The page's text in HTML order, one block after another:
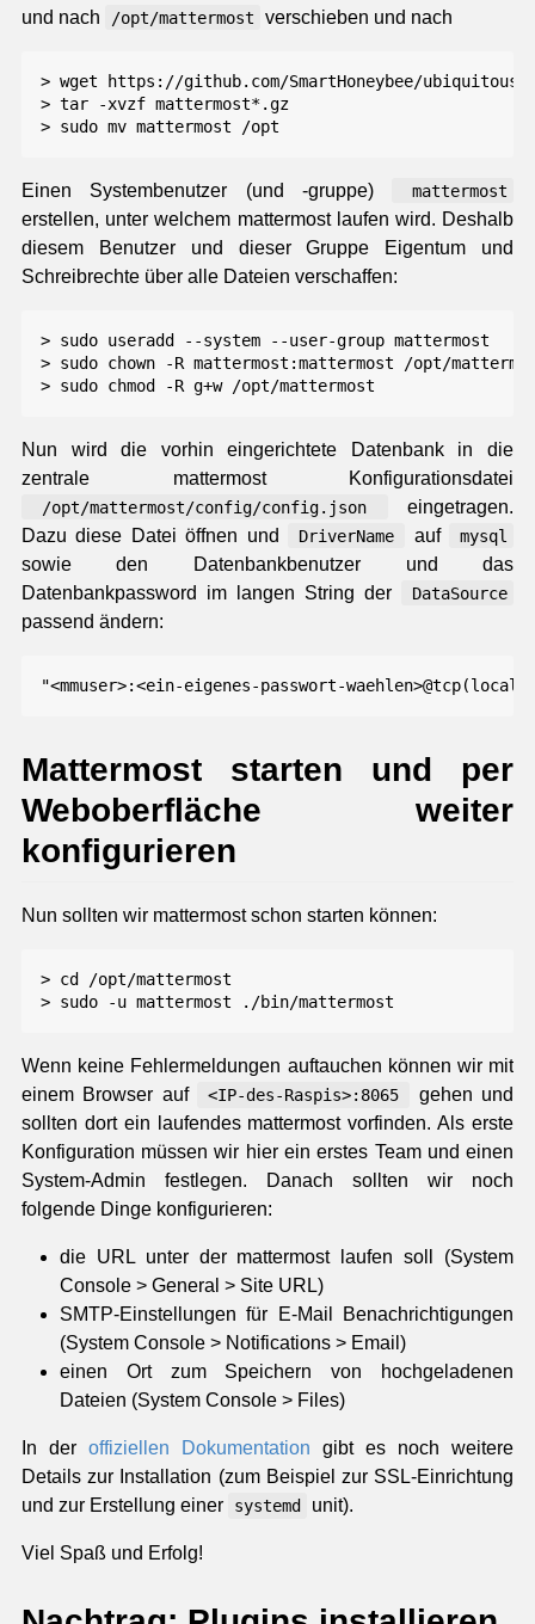
und nach
/opt/mattermost verschieben und nach
> wget https://github.com/SmartHoneybee/
> tar -xvzf mattermost*.gz
Einen Systembenutzer (und -gruppe) mattermost
erstellen, unter welchem mattermost laufen wird. Deshalb
diesem Benutzer und dieser Gruppe Eigentum und
Schreibrechte über alle Dateien verschaffen:
> sudo useradd --system --user-group mattermost
> sudo chown -R mattermost:mattermost /opt/
Nun wird die vorhin eingerichtete Datenbank in die
zentrale mattermost Konfigurationsdatei
/opt/mattermost/config/config.json
eingetragen.
Dazu diese Datei öffnen und
DriverName auf mysql
sowie den Datenbankbenutzer und das
Datenbankpassword im langen String der
DataSource
passend ändern:
Mattermost starten und per
Weboberfläche weiter
konfigurieren
Nun sollten wir mattermost schon starten können:
> cd /opt/mattermost
Wenn keine Fehlermeldungen auftauchen können wir mit
einem Browser auf
<IP-des-Raspis>:8065
gehen und
sollten dort ein laufendes mattermost vorfinden. Als erste
Konfiguration müssen wir hier ein erstes Team und einen
System-Admin festlegen. Danach sollten wir noch
folgende Dinge konfigurieren:
die URL unter der mattermost laufen soll (System
Console > General > Site URL)
SMTP-Einstellungen für E-Mail Benachrichtigungen
(System Console > Notifications > Email)
einen Ort zum Speichern von hochgeladenen
Dateien (System Console > Files)
In der offiziellen Dokumentation gibt es noch weitere
Details zur Installation (zum Beispiel zur SSL-Einrichtung
und zur Erstellung einer
systemd unit).
Viel Spaß und Erfolg!